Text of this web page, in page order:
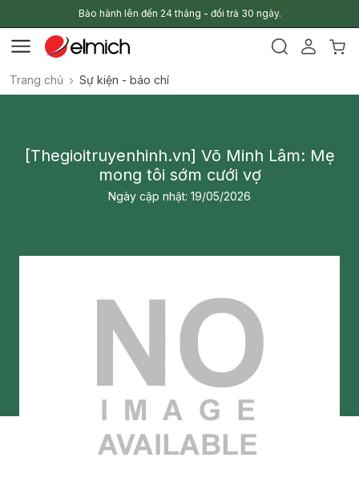
Bảo hành lên đến 24 tháng - đổi trả 30 ngày.
Trang chủ Sự kiện - báo chí
[Thegioitruyenhinh.vn] Võ Minh Lâm: Mẹ
mong tôi sớm cưới vợ
Ngày cập nhật: 19/05/2026